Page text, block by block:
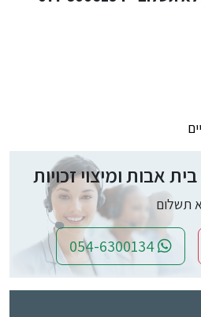
אבות ומיצוי זכויות
תשלום